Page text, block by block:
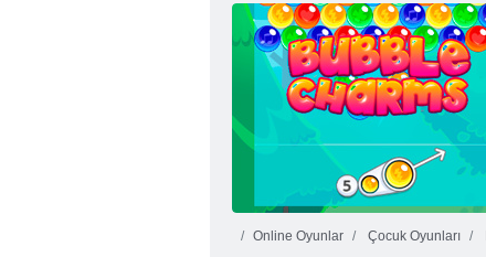
Kelime arama
Online Oyunlar Çocuk Oyunları